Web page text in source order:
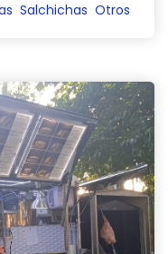
Salchichas Otros